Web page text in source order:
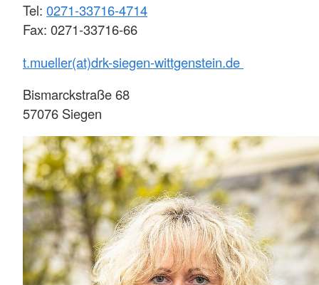
Tel: 0271-33716-4714
Fax: 0271-33716-66
t.mueller(at)drk-siegen-wittgenstein.de
Bismarckstraße 68
57076 Siegen